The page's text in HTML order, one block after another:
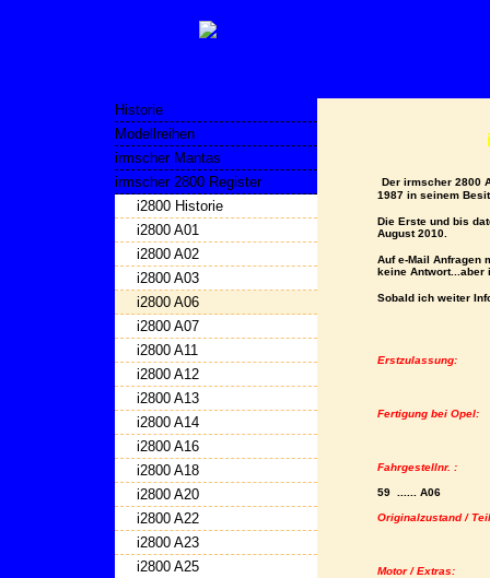
Historie
Modellreihen
irmscher Mantas
irmscher 2800 Register
i2800 Historie
i2800 A01
i2800 A02
i2800 A03
i2800 A06
i2800 A07
i2800 A11
i2800 A12
i2800 A13
i2800 A14
i2800 A16
i2800 A18
i2800 A20
i2800 A22
i2800 A23
i2800 A25
Der irmscher 2800
1987 in seinem
Die Erste und bis
August 2010.
Auf e-Mail Anfragen
keine Antwort...aber
Sobald ich weiter
Erstzulassung:
Fertigung bei Opel:
Fahrgestellnr. :
59 ...... A06
Originalzustand /
Motor / Extras: